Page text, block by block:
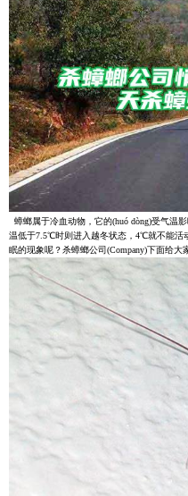
蟑螂属于冷血动物，它的(huó dòng)受气温
温低于7.5℃时则进入越冬状态，4℃就不能活
眠的现象呢？杀蟑螂公司(Company)下面给大